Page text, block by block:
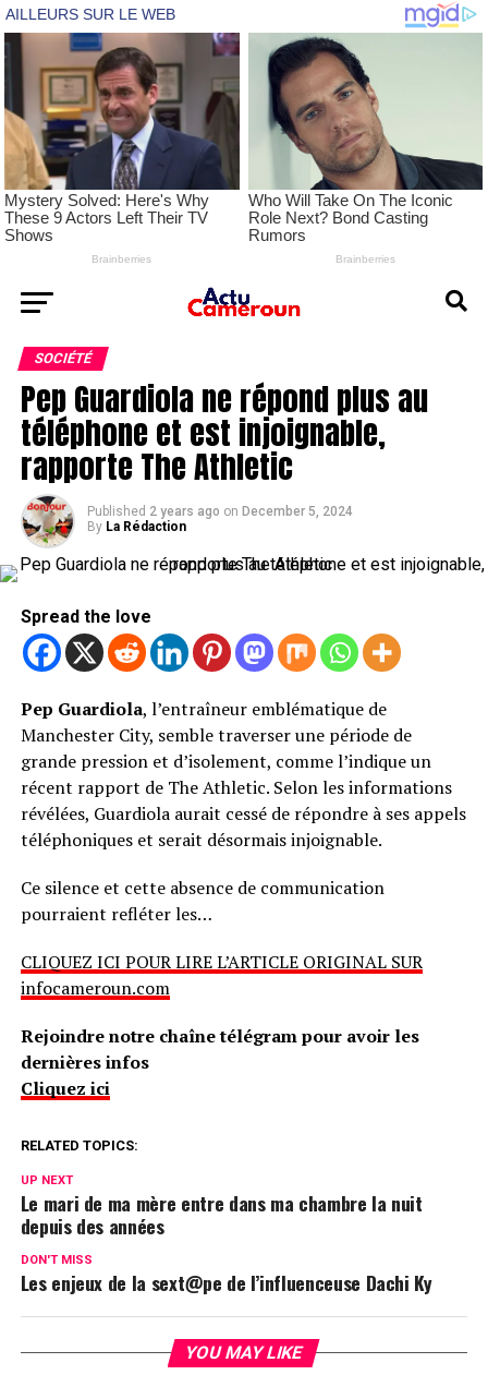
SOCIÉTÉ
Pep Guardiola ne répond plus au
téléphone et est injoignable,
rapporte The Athletic
Published 2 years ago on December 5, 2024
By La Rédaction
Spread the love
Pep Guardiola, l’entraîneur emblématique de
Manchester City, semble traverser une période de
grande pression et d’isolement, comme l’indique un
récent rapport de The Athletic. Selon les informations
révélées, Guardiola aurait cessé de répondre à ses appels
téléphoniques et serait désormais injoignable.
Ce silence et cette absence de communication
pourraient refléter les…
CLIQUEZ ICI POUR LIRE L’ARTICLE ORIGINAL SUR
infocameroun.com
Rejoindre notre chaîne télégram pour avoir les
dernières infos
Cliquez ici
RELATED TOPICS:
UP NEXT
Le mari de ma mère entre dans ma chambre la nuit
depuis des années
DON'T MISS
Les enjeux de la sext@pe de l’influenceuse Dachi Ky
YOU MAY LIKE